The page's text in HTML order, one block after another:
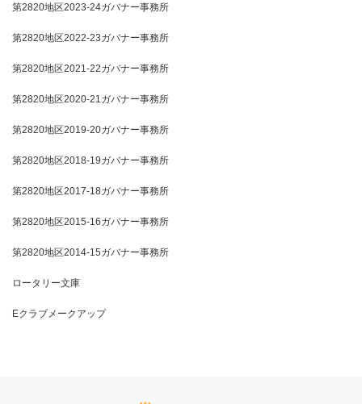
第2820地区2023-24ガバナー事務所
第2820地区2022-23ガバナー事務所
第2820地区2021-22ガバナー事務所
第2820地区2020-21ガバナー事務所
第2820地区2019-20ガバナー事務所
第2820地区2018-19ガバナー事務所
第2820地区2017-18ガバナー事務所
第2820地区2015-16ガバナー事務所
第2820地区2014-15ガバナー事務所
ロータリー文庫
Eクラブメークアップ